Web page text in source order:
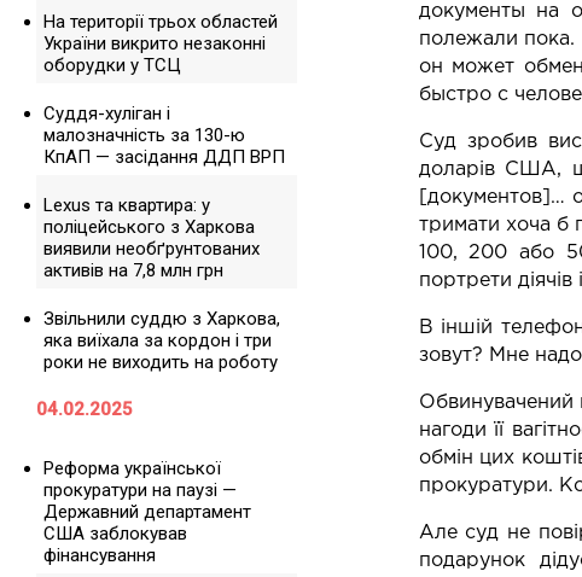
На території трьох областей
України викрито незаконні
оборудки у ТСЦ
Суддя-хуліган і
малозначність за 130-ю
КпАП — засідання ДДП ВРП
Lexus та квартира: у
поліцейського з Харкова
виявили необґрунтованих
активів на 7,8 млн грн
Звільнили суддю з Харкова,
яка виїхала за кордон і три
роки не виходить на роботу
04.02.2025
Реформа української
прокуратури на паузі —
Державний департамент
США заблокував
фінансування
документы на
полежали пока.
он может
быстро с
Суд зробив
доларів США,
[документов]…
тримати хоча б
100, 200 або
портрети діячів
В іншій
зовут? Мне
Обвинувачений
нагоди її
обмін цих
прокуратури.
Але суд не
подарунок